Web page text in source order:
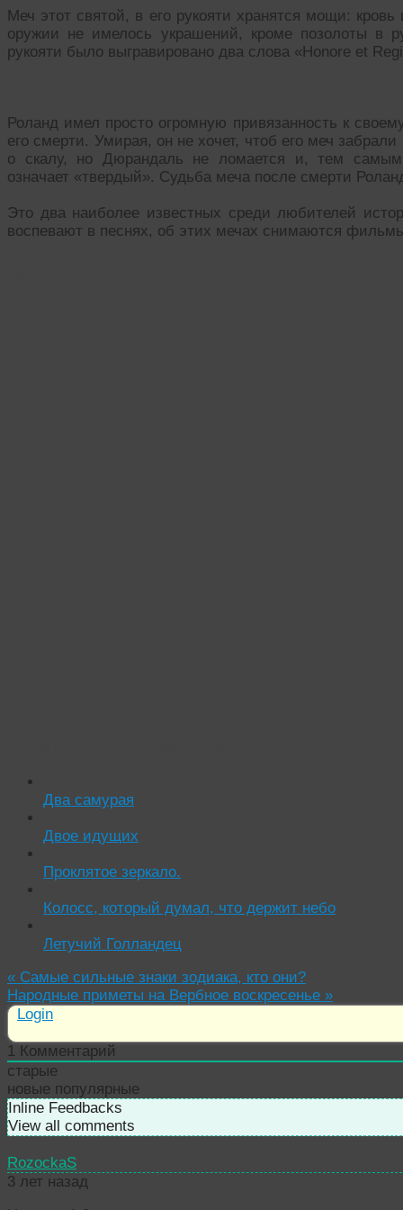
Меч этот святой, в его рукояти хранятся мощи:
оружии не имелось украшений, кроме позолоты в
рукояти было выгравировано два слова «Honore et
Роланд имел просто огромную привязанность к
его смерти. Умирая, он не хочет, чтоб его меч
о скалу, но Дюрандаль не ломается и, тем
означает «твердый». Судьба меча после смерти
Это два наиболее известных среди любителей
воспевают в песнях, об этих мечах снимаются
Два самурая
Двое идущих
Проклятое зеркало.
Колосс, который думал, что держит небо
Летучий Голландец
« Самые сильные знаки зодиака, кто они?
Народные приметы на Вербное воскресенье »
Login
1 Комментарий
старые
новые популярные
Inline Feedbacks
View all comments
RozockaS
3 лет назад